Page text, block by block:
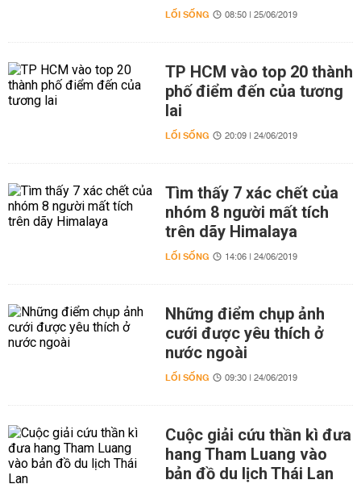
LỐI SỐNG 08:50 | 25/06/2019
TP HCM vào top 20 thành
phố điểm đến của tương
lai
LỐI SỐNG 20:09 | 24/06/2019
Tìm thấy 7 xác chết của
nhóm 8 người mất tích
trên dãy Himalaya
LỐI SỐNG 14:06 | 24/06/2019
Những điểm chụp ảnh
cưới được yêu thích ở
nước ngoài
LỐI SỐNG 09:30 | 24/06/2019
Cuộc giải cứu thần kì đưa
hang Tham Luang vào
bản đồ du lịch Thái Lan